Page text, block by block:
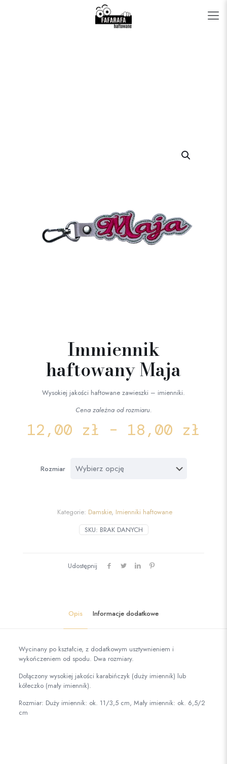
Immiennik
haftowany Maja
Wysokiej jakości haftowane zawieszki – imienniki.
Cena zależna od rozmiaru.
12,00 zł – 18,00 zł
Rozmiar
SKU: BRAK DANYCH
Kategorie: Damskie, Imienniki haftowane
Udostępnij
Opis Informacje dodatkowe
Wycinany po kształcie, z dodatkowym usztywnieniem i
wykończeniem od spodu. Dwa rozmiary.
Dołączony wysokiej jakości karabińczyk (duży imiennik) lub
kółeczko (mały imiennik).
Rozmiar: Duży imiennik: ok. 11/3,5 cm, Mały imiennik: ok. 6,5/2
cm